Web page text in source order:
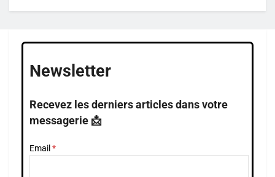
Newsletter
Recevez les derniers articles dans votre
messagerie 📩
Email